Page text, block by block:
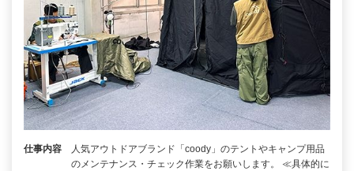
仕事内容
人気アウトドアブランド「coody」のテントやキャンプ用品
のメンテナンス・チェック作業をお願いします。 ≪具体的に